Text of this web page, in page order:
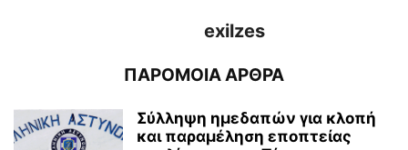
exilzes
ΠΑΡΟΜΟΙΑ ΑΡΘΡΑ
Σύλληψη ημεδαπών για κλοπή
και παραμέληση εποπτείας